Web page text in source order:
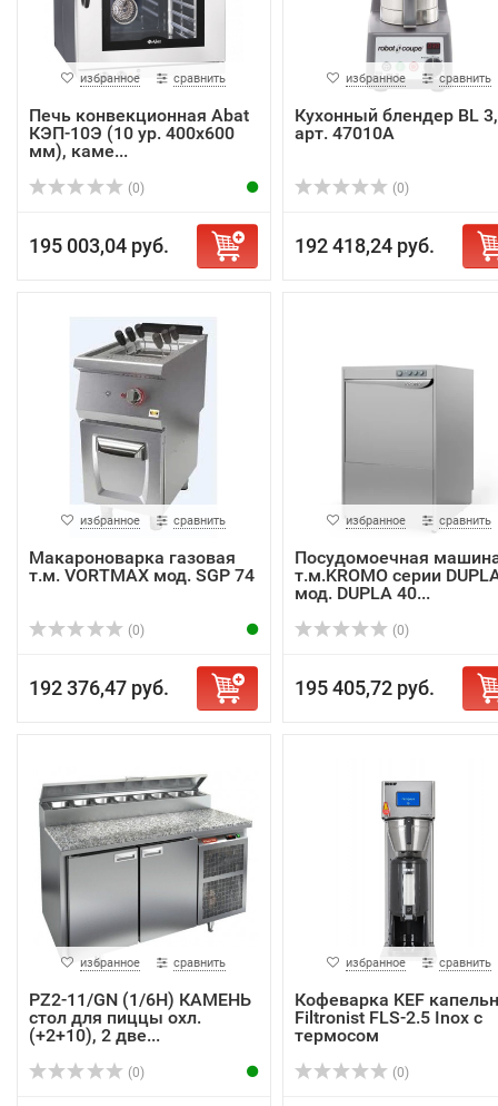
избранное сравнить
Печь конвекционная Abat
КЭП-10Э (10 ур. 400х600
мм), каме...
(0)
195 003,04 руб.
избранное сравнить
Кухонный блендер BL 3,
арт. 47010A
(0)
192 418,24 руб.
избранное сравнить
Макароноварка газовая
т.м. VORTMAX мод. SGP 74
(0)
192 376,47 руб.
избранное сравнить
Посудомоечная
т.м.KROMO серии
мод. DUPLA 40...
(0)
195 405,72 руб.
избранное сравнить
PZ2-11/GN (1/6H) КАМЕНЬ
стол для пиццы охл.
(+2+10), 2 две...
(0)
избранное сравнить
Кофеварка KEF
Filtronist FLS-2.5 Inox с
термосом
(0)